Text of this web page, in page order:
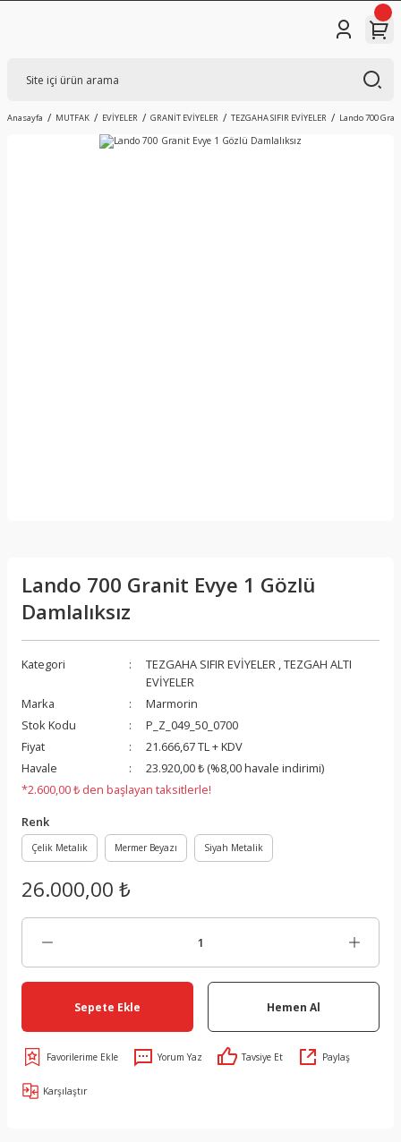
Anasayfa MUTFAK EVİYELER GRANİT EVİYELER TEZGAHA SIFIR EVİYELER Lando 700
Lando 700 Granit Evye 1 Gözlü
Damlalıksız
Kategori TEZGAHA SIFIR EVİYELER ,TEZGAH ALTI
EVİYELER
Marka
Marmorin
Stok Kodu
P_Z_049_50_0700
Fiyat
21.666,67 TL + KDV
Havale
23.920,00 ₺ (%8,00 havale indirimi)
*2.600,00 ₺ den başlayan taksitlerle!
Renk
Çelik Metalik Mermer Beyazı Siyah Metalik
26.000,00 ₺
Sepete Ekle Hemen Al
Yorum Yaz Tavsiye Et Paylaş
Karşılaştır